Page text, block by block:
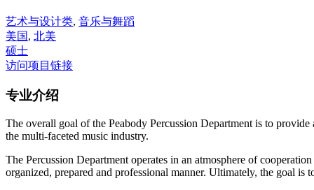
艺术与设计类, 音乐与舞蹈
美国, 北美
硕士
访问项目链接
专业介绍
The overall goal of the Peabody Percussion Department is to
the multi-faceted music industry.
The Percussion Department operates in an atmosphere of
organized, prepared and professional manner. Ultimately, the goal is